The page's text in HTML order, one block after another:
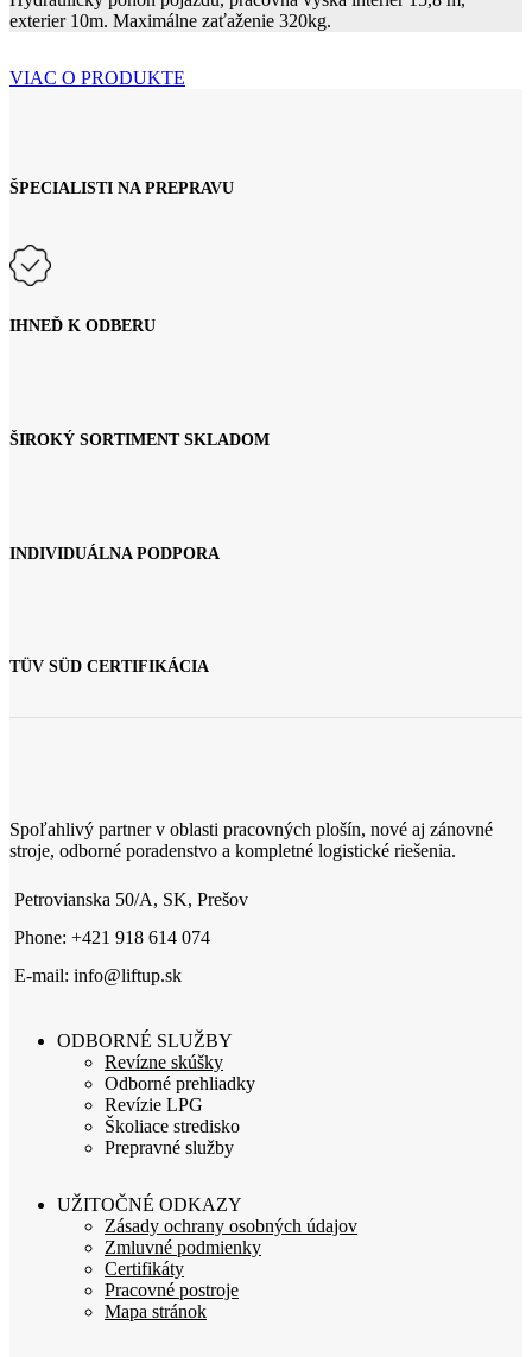
exterier 10m. Maximálne zaťaženie 320kg.
VIAC O PRODUKTE
ŠPECIALISTI NA PREPRAVU
IHNEĎ K ODBERU
ŠIROKÝ SORTIMENT SKLADOM
INDIVIDUÁLNA PODPORA
TÜV SÜD CERTIFIKÁCIA
Spoľahlivý partner v oblasti pracovných plošín, nové aj zánovné
stroje, odborné poradenstvo a kompletné logistické riešenia.
Petrovianska 50/A, SK, Prešov
Phone: +421 918 614 074
E-mail: info@liftup.sk
ODBORNÉ SLUŽBY
Revízne skúšky
Odborné prehliadky
Revízie LPG
Školiace stredisko
Prepravné služby
UŽITOČNÉ ODKAZY
Zásady ochrany osobných údajov
Zmluvné podmienky
Certifikáty
Pracovné postroje
Mapa stránok